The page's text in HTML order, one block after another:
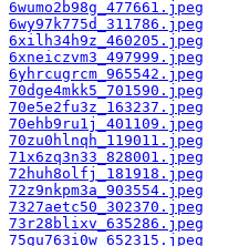
6wumo2b98g_477661.jpeg
6wy97k775d_311786.jpeg
6xilh34h9z_460205.jpeg
6xneiczvm3_497999.jpeg
6yhrcugrcm_965542.jpeg
70dge4mkk5_701590.jpeg
70e5e2fu3z_163237.jpeg
70ehb9ru1j_401109.jpeg
70zu0hlnqh_119011.jpeg
71x6zq3n33_828001.jpeg
72huh8olfj_181918.jpeg
72z9nkpm3a_903554.jpeg
7327aetc50_302370.jpeg
73r28blixv_635286.jpeg
75gu763i0w_652315.jpeg